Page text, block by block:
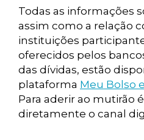
Todas as informações
assim como a relação
instituições
oferecidos pelos
das dívidas, estão
plataforma Meu Bolso
Para aderir ao mutirão
diretamente o canal